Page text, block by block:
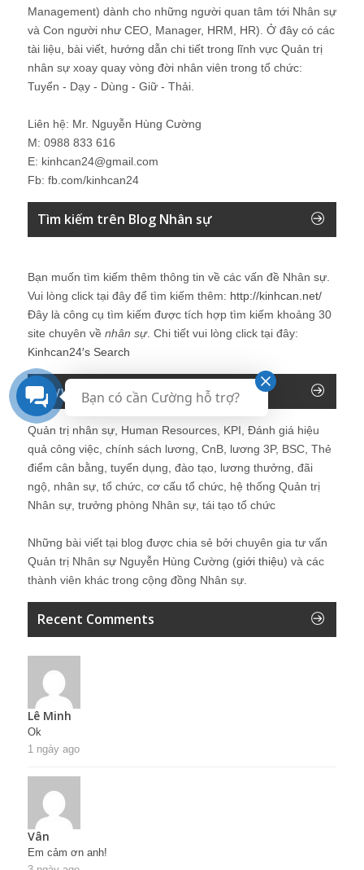
Management) dành cho những người quan tâm tới Nhân sự
và Con người như CEO, Manager, HRM, HR). Ở đây có các
tài liệu, bài viết, hướng dẫn chi tiết trong lĩnh vực Quản trị
nhân sự xoay quay vòng đời nhân viên trong tổ chức:
Tuyển - Dạy - Dùng - Giữ - Thải.
Liên hệ: Mr. Nguyễn Hùng Cường
M: 0988 833 616
E: kinhcan24@gmail.com
Fb: fb.com/kinhcan24
Tìm kiếm trên Blog Nhân sự
Bạn muốn tìm kiếm thêm thông tin về các vấn đề Nhân sự
Vui lòng click tại đây để tìm kiếm thêm: http://kinhcan.net/
Đây là công cụ tìm kiếm được tích hợp tìm kiếm khoảng 30
site chuyên về nhân sự. Chi tiết vui lòng click tại đây:
Kinhcan24′s Search
Keyword của Blog
Quản trị nhân sự, Human Resources, KPI, Đánh giá hiệu
quả công việc, chính sách lương, CnB, lương 3P, BSC, Thẻ
điểm cân bằng, tuyển dụng, đào tạo, lương thưởng, đãi
ngộ, nhân sự, tổ chức, cơ cấu tổ chức, hệ thống Quản trị
Nhân sự, trưởng phòng Nhân sự, tái tạo tổ chức
Những bài viết tại blog được chia sẻ bởi chuyên gia tư vấn
Quản trị Nhân sự Nguyễn Hùng Cường (giới thiệu) và các
thành viên khác trong cộng đồng Nhân sự.
Recent Comments
Lê Minh
Ok
1 ngày ago
Vân
Em cảm ơn anh!
Bạn có cần Cường hỗ trợ?